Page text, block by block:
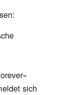
sich